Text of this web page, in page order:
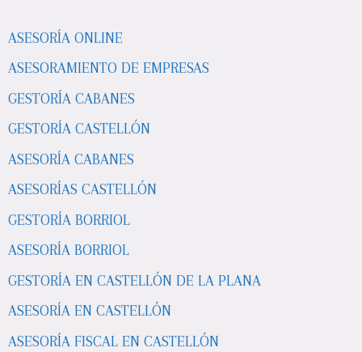
ASESORÍA ONLINE
ASESORAMIENTO DE EMPRESAS
GESTORÍA CABANES
GESTORÍA CASTELLÓN
ASESORÍA CABANES
ASESORÍAS CASTELLÓN
GESTORÍA BORRIOL
ASESORÍA BORRIOL
GESTORÍA EN CASTELLÓN DE LA PLANA
ASESORÍA EN CASTELLÓN
ASESORÍA FISCAL EN CASTELLÓN